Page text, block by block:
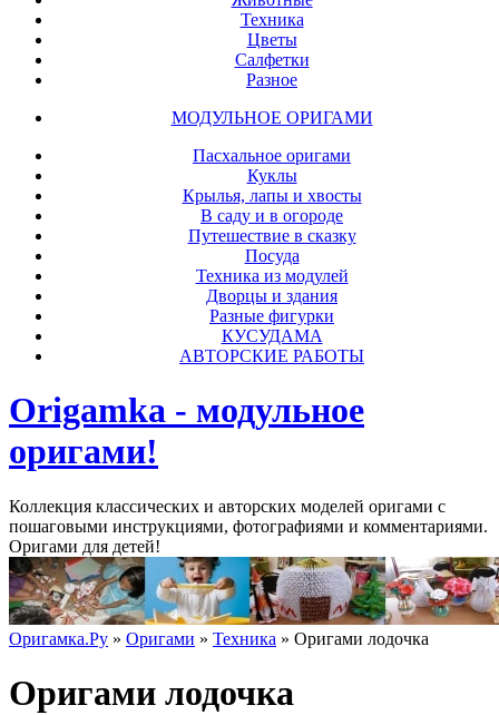
Техника
Цветы
Салфетки
Разное
МОДУЛЬНОЕ ОРИГАМИ
Пасхальное оригами
Куклы
Крылья, лапы и хвосты
В саду и в огороде
Путешествие в сказку
Посуда
Техника из модулей
Дворцы и здания
Разные фигурки
КУСУДАМА
АВТОРСКИЕ РАБОТЫ
Origamka - модульное
оригами!
Коллекция классических и авторских моделей оригами с
пошаговыми инструкциями, фотографиями и комментариями.
Оригами для детей!
Оригамка.Ру » Оригами » Техника » Оригами лодочка
Оригами лодочка